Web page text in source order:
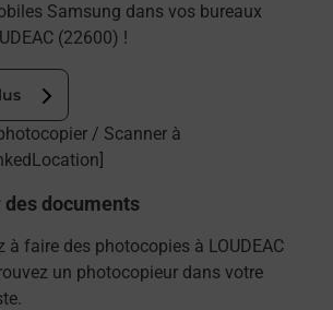
Samsung dans vos bureaux
(22600) !
documents
à faire des photocopies à LOUDEAC
un photocopieur dans votre